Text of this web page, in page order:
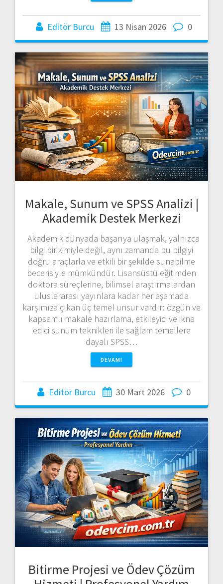
Editör Burcu 13 Nisan 2026 0
Makale, Sunum ve SPSS Analizi |
Akademik Destek Merkezi
Akademik dünyada başarıya ulaşmak, yalnızca
bilgi birikimiyle değil, aynı zamanda bu bilgiyi
doğru araçlarla ve etkili bir şekilde sunabilme
becerisiyle mümkündür. Lisansüstü eğitimden
doktora süreçlerine, bilimsel araştırmalardan
uluslararası yayınlara kadar her aşamada
karşımıza çıkan üç temel unsur vardır: özgün ve
kapsamlı makale hazırlama, etkileyici ve ikna
edici sunum teknikleri ile sağlam temellere
dayalı SPSS…
DEVAMI
Editör Burcu 30 Mart 2026 0
Bitirme Projesi ve Ödev Çözüm